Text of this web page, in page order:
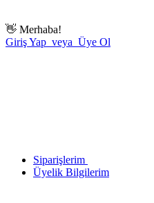
👋 Merhaba!
Giriş Yap veya Üye Ol
Siparişlerim
Üyelik Bilgilerim